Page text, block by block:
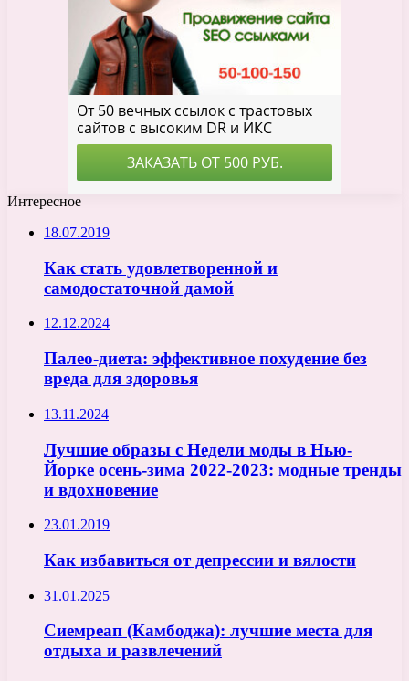
Интересное
18.07.2019
Как стать удовлетворенной и
самодостаточной дамой
12.12.2024
Палео-диета: эффективное похудение без
вреда для здоровья
13.11.2024
Лучшие образы с Недели моды в Нью-
Йорке осень-зима 2022-2023: модные тренды
и вдохновение
23.01.2019
Как избавиться от депрессии и вялости
31.01.2025
Сиемреап (Камбоджа): лучшие места для
отдыха и развлечений